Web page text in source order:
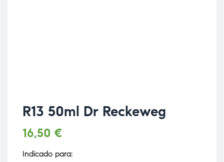
R13 50ml Dr Reckeweg
16,50 €
Indicado para: